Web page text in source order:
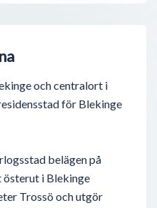
och centralort i
för Blekinge
belägen på
österut i Blekinge
Trossö och utgör